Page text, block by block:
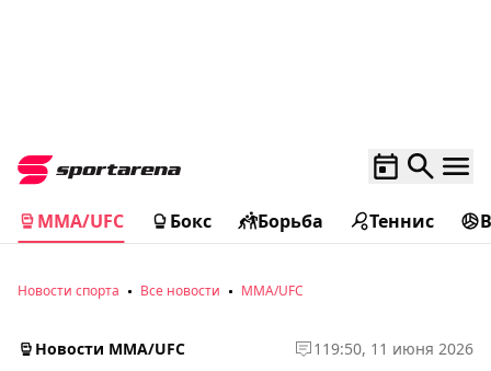
MMA/UFC Бокс Борьба Теннис
Новости спорта Все новости MMA/UFC
Новости MMA/UFC 1 19:50, 11 июня 2026